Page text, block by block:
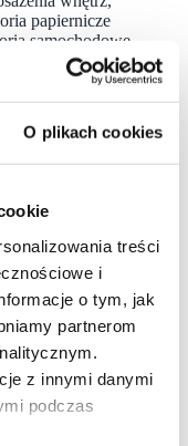
O plikach cookies
treści
i
o tym, jak
partnerom
z innymi danymi
podczas
papiernicze
samochodowe,
klientom
każda osoba
marka.